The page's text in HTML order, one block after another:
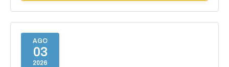
AGO
03
2026